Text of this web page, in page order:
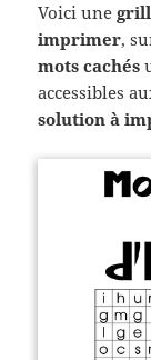
Voici une
imprimer,
mots cachés
accessibles
solution à